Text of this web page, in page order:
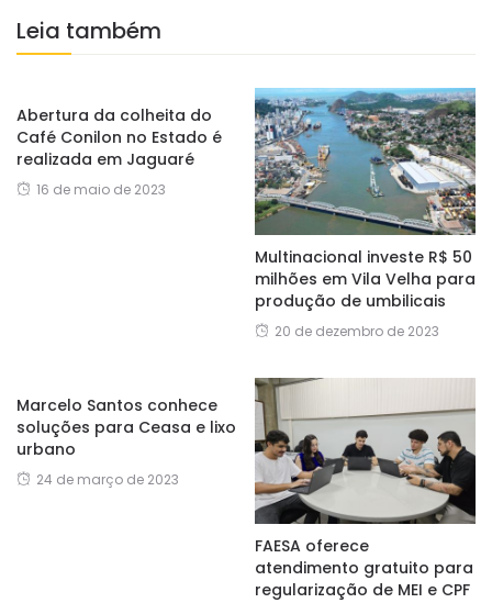
Leia também
Abertura da colheita do
Café Conilon no Estado é
realizada em Jaguaré
16 de maio de 2023
Multinacional investe R$ 50
milhões em Vila Velha para
produção de umbilicais
20 de dezembro de 2023
Marcelo Santos conhece
soluções para Ceasa e lixo
urbano
24 de março de 2023
FAESA oferece
atendimento gratuito para
regularização de MEI e CPF